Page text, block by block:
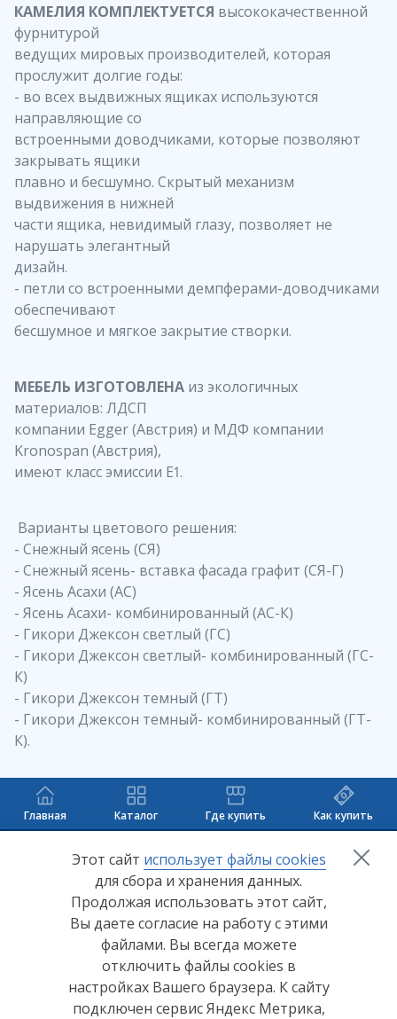
КАМЕЛИЯ КОМПЛЕКТУЕТСЯ высококачественной
фурнитурой
ведущих мировых производителей, которая
прослужит долгие годы:
- во всех выдвижных ящиках используются
направляющие со
встроенными доводчиками, которые позволяют
закрывать ящики
плавно и бесшумно. Скрытый механизм
выдвижения в нижней
части ящика, невидимый глазу, позволяет не
нарушать элегантный
дизайн.
- петли со встроенными демпферами-доводчиками
обеспечивают
бесшумное и мягкое закрытие створки.
МЕБЕЛЬ ИЗГОТОВЛЕНА из экологичных
материалов: ЛДСП
компании Egger (Австрия) и МДФ компании
Kronospan (Австрия),
имеют класс эмиссии Е1.
Варианты цветового решения:
- Снежный ясень (СЯ)
- Снежный ясень- вставка фасада графит (СЯ-Г)
- Ясень Асахи (АС)
- Ясень Асахи- комбинированный (АС-К)
- Гикори Джексон светлый (ГС)
- Гикори Джексон светлый- комбинированный (ГС-
К)
- Гикори Джексон темный (ГТ)
- Гикори Джексон темный- комбинированный (ГТ-
К).
Главная Каталог Где купить Как купить
+7 (8412) 65-33-00
info@lerom.ru
Согласие на обработку персональных данных
Политика конфиденциальности
Согласие на обработку персональных данных Яндекс
Этот сайт использует файлы cookies
для сбора и хранения данных.
Продолжая использовать этот сайт,
Вы даете согласие на работу с этими
файлами. Вы всегда можете
отключить файлы cookies в
настройках Вашего браузера. К сайту
подключен сервис Яндекс Метрика,